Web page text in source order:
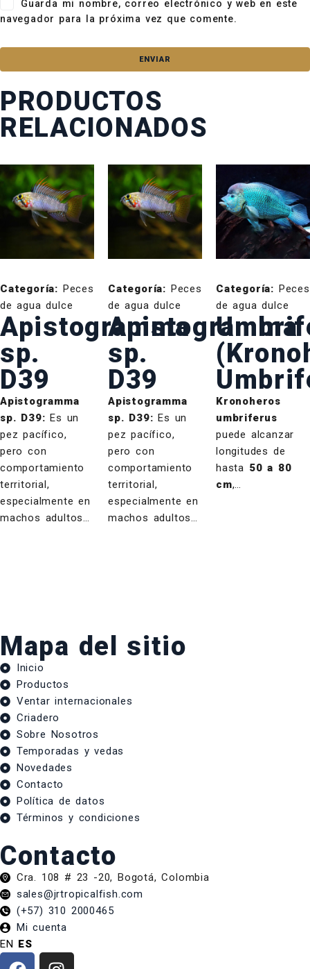
Guarda mi nombre, correo electrónico y web en este
navegador para la próxima vez que comente.
PRODUCTOS
RELACIONADOS
Categoría: Peces
de agua dulce
Apistogramma
sp.
D39
Apistogramma
sp. D39:Es un
pez pacífico,
pero con
comportamiento
territorial,
especialmente en
machos adultos…
Categoría: Peces
de agua dulce
Apistogramma
sp.
D39
Apistogramma
sp. D39:Es un
pez pacífico,
pero con
comportamiento
territorial,
especialmente en
machos adultos…
Categoría: Peces
de agua dulce
Kronoheros
umbriferus
puede alcanzar
longitudes de
hasta 50 a 80
cm,…
Mapa del sitio
Inicio
Productos
Ventar internacionales
Criadero
Sobre Nosotros
Temporadas y vedas
Novedades
Contacto
Política de datos
Términos y condiciones
Contacto
Cra. 108 # 23 -20, Bogotá, Colombia
sales@jrtropicalfish.com
(+57) 310 2000465
Mi cuenta
EN ES